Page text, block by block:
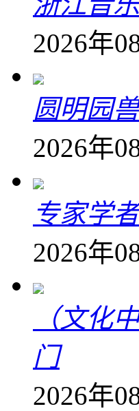
2026年
圆明园
2026年
专家学
2026年
（文化
门
2026年